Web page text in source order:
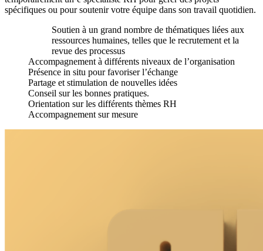
spécifiques ou pour soutenir votre équipe dans son travail quotidien.
Soutien à un grand nombre de thématiques liées aux
ressources humaines, telles que le recrutement et la
revue des processus
Accompagnement à différents niveaux de l’organisation
Présence in situ pour favoriser l’échange
Partage et stimulation de nouvelles idées
Conseil sur les bonnes pratiques.
Orientation sur les différents thèmes RH
Accompagnement sur mesure